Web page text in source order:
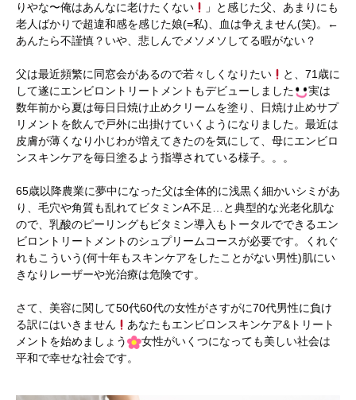
りやな〜俺はあんなに老けたくない
」と感じた父、あまりにも
老人ばかりで超違和感を感じた娘(=私)、血は争えません(笑)。←
あんたら不謹慎？いや、悲しんでメソメソしてる暇がない？
父は最近頻繁に同窓会があるので若々しくなりたい
と、71歳に
して遂にエンビロントリートメントもデビューしました
実は
数年前から夏は毎日日焼け止めクリームを塗り、日焼け止めサプ
リメントを飲んで戸外に出掛けていくようになりました。最近は
皮膚が薄くなり小じわが増えてきたのを気にして、母にエンビロ
ンスキンケアを毎日塗るよう指導されている様子。。。
65歳以降農業に夢中になった父は全体的に浅黒く細かいシミがあ
り、毛穴や角質も乱れてビタミンA不足…と典型的な光老化肌な
ので、乳酸のピーリングもビタミン導入もトータルでできるエン
ビロントリートメントのシュプリームコースが必要です。くれぐ
れもこういう(何十年もスキンケアをしたことがない男性)肌にい
きなりレーザーや光治療は危険です。
さて、美容に関して50代60代の女性がさすがに70代男性に負け
る訳にはいきません
あなたもエンビロンスキンケア&トリート
メントを始めましょう
女性がいくつになっても美しい社会は
平和で幸せな社会です。